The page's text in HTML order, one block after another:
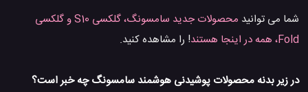
شما می توانید
محصولات جدید سامسونگ، گلکسی S10 و گلکسی
Fold، همه در اینجا هستند
! را مشاهده کنید.
در زیر بدنه محصولات پوشیدنی هوشمند سامسونگ چه خبر است؟